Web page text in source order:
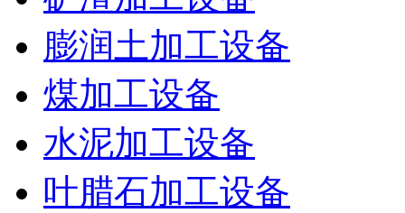
膨润土加工设备
煤加工设备
水泥加工设备
叶腊石加工设备